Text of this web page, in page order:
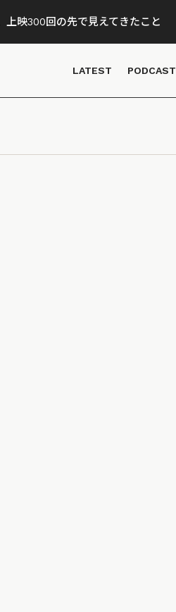
上映300回の先で見えてきたこと
LATEST PODCAST